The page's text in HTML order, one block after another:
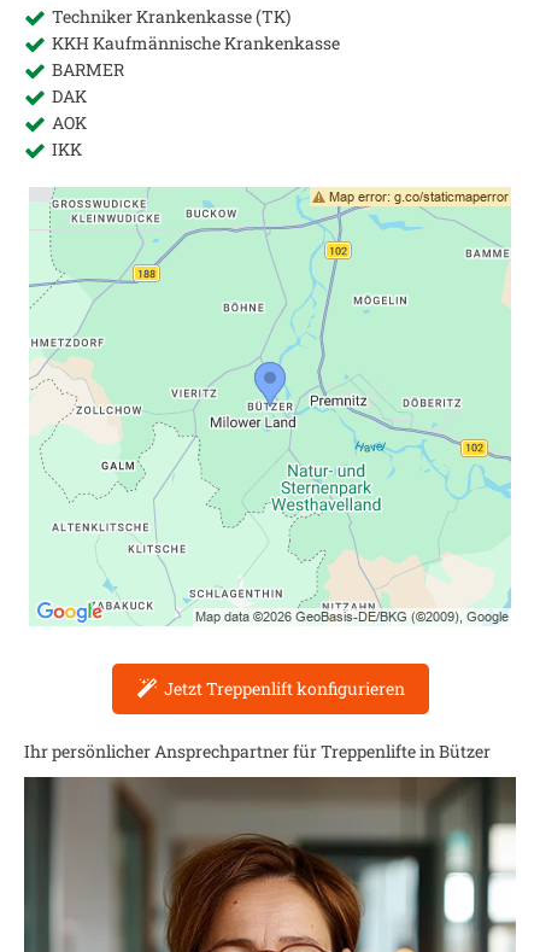
Techniker Krankenkasse (TK)
KKH Kaufmännische Krankenkasse
BARMER
DAK
AOK
IKK
Jetzt Treppenlift konfigurieren
Ihr persönlicher Ansprechpartner für Treppenlifte inBützer